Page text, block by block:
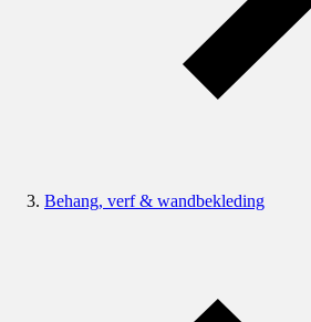
Behang, verf & wandbekleding